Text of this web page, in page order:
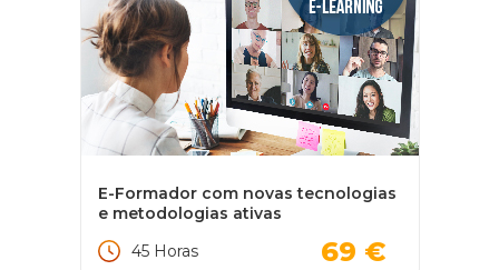
E-Formador com novas tecnologias
e metodologias ativas
45 Horas
69 €